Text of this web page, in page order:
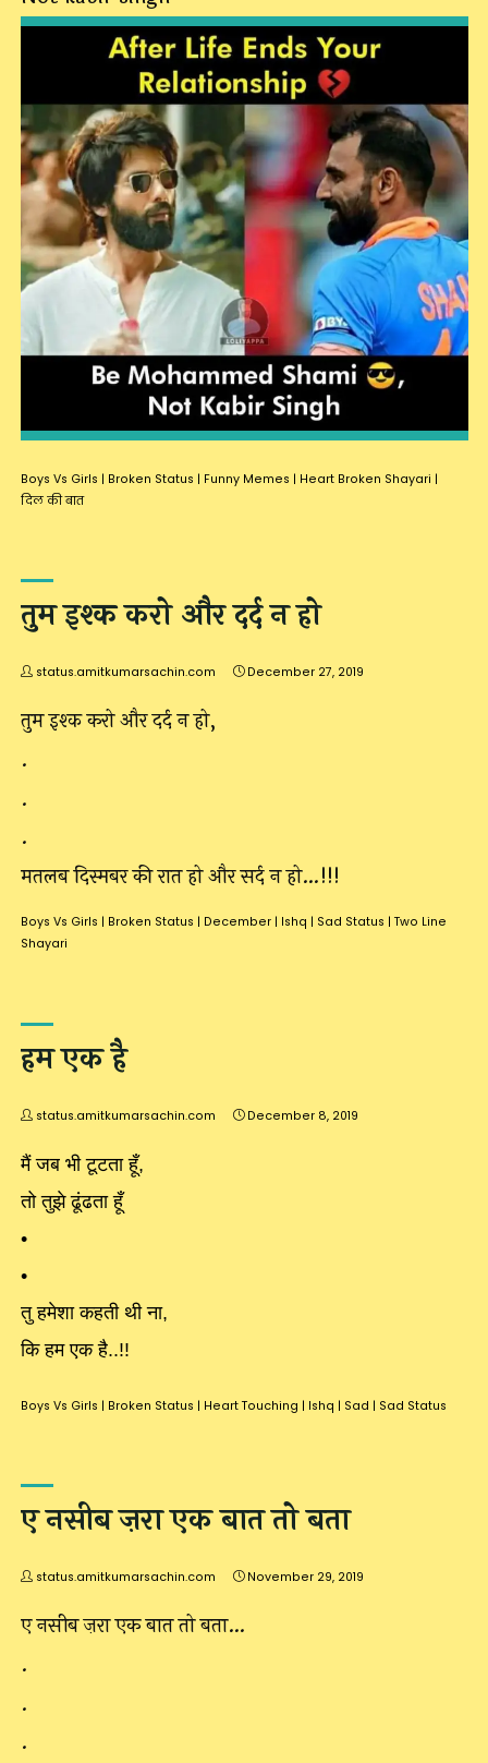
Boys Vs Girls | Broken Status | Funny Memes | Heart Broken Shayari |
दिल की बात
तुम इश्क करो और दर्द न हो
status.amitkumarsachin.com December 27, 2019
तुम इश्क करो और दर्द न हो,
.
.
.
मतलब दिस्मबर की रात हो और सर्द न हो…!!!
Boys Vs Girls | Broken Status | December | Ishq | Sad Status | Two Line
Shayari
हम एक है
status.amitkumarsachin.com December 8, 2019
मैं जब भी टूटता हूँ,
तो तुझे ढूंढता हूँ
•
•
तु हमेशा कहती थी ना,
कि हम एक है..!!
Boys Vs Girls | Broken Status | Heart Touching | Ishq | Sad | Sad Status
ए नसीब ज़रा एक बात तो बता
status.amitkumarsachin.com November 29, 2019
ए नसीब ज़रा एक बात तो बता…
.
.
.